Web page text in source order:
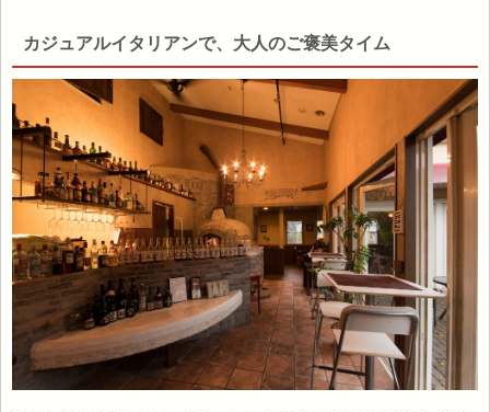
カジュアルイタリアンで、大人のご褒美タイム